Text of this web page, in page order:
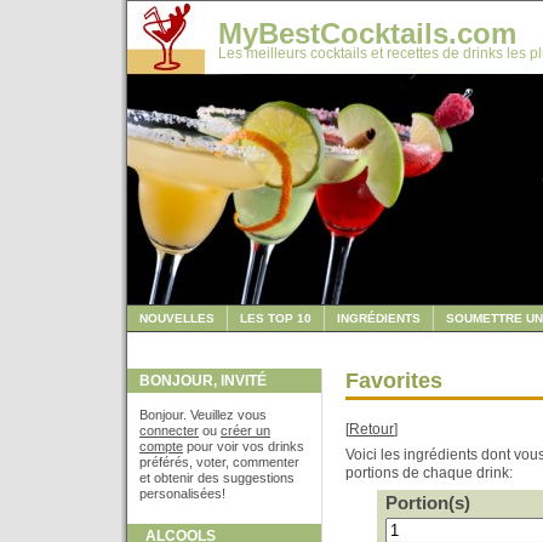
MyBestCocktails.com
Les meilleurs cocktails et recettes de drinks les
NOUVELLES LES TOP 10 INGRÉDIENTS SOUMETTRE
BONJOUR, INVITÉ
Bonjour. Veuillez vous
connecter ou créer un
compte pour voir vos drinks
préférés, voter, commenter
et obtenir des suggestions
personalisées!
ALCOOLS
Favorites
[Retour]
Voici les ingrédients dont
portions de chaque drink:
Portion(s)